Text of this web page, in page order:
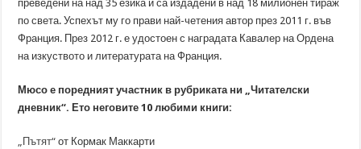
преведени на над 35 езика и са издадени в над 18 милионен тираж
по света. Успехът му го прави най-четения автор през 2011 г. във
Франция. През 2012 г. е удостоен с наградата Кавалер на Ордена
на изкуството и литературата на Франция.
Мюсо е поредният участник в рубриката ни „Читателски
дневник“. Ето неговите 10 любими книги:
„Пътят“ от Кормак Маккарти